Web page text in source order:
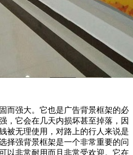
而强大。它也是广告背景框架的必
，它会在几天内损坏甚至掉落，因
被无理使用，对路上的行人来说是
择强背景框架是一个非常重要的问
以非常耐用而且非常受欢迎。它在